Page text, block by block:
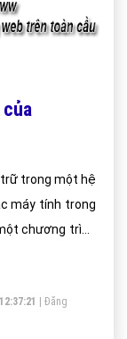
trữ trong một hệ
máy tính trong
chương trình
cầu (thông tin
name)), rồi
Đăng